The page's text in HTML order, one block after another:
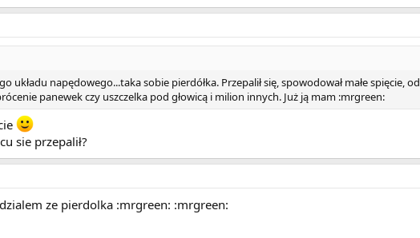
układu napędowego...taka sobie pierdółka. Przepalił się, spowodował małe
panewek czy uszczelka pod głowicą i milion innych. Już ją mam :mrgreen:
sie przepalił?
ze pierdolka :mrgreen: :mrgreen: